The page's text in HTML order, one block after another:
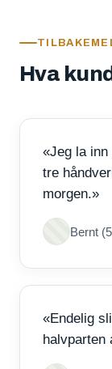
Hva
«Jeg la inn
tre
morgen.»
Bernt
«Endelig
halvparten